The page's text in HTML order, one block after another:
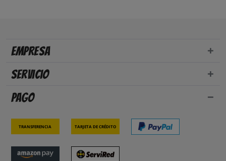
Empresa
Servicio
Pago
Transferencia Tarjeta de crédito